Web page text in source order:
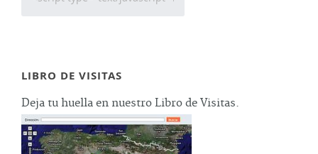
LIBRO DE VISITAS
Deja tu huella en nuestro Libro de Visitas.